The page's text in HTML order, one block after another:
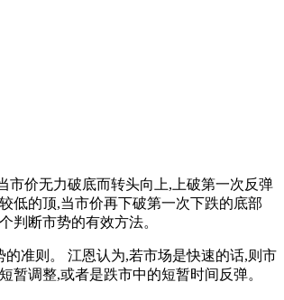
价无力破底而转头向上,上破第一次反弹
低的顶,当市价再下破第一次下跌的底部
判断市势的有效方法。
准则。 江恩认为,若市场是快速的话,则市
调整,或者是跌市中的短暂时间反弹。